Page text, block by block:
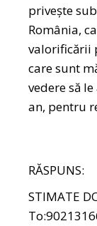
privește
România,
valorificării
care sunt
vedere să
an, pentru
RĂSPUNS:
STIMATE